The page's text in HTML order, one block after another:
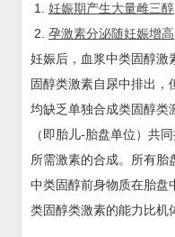
妊娠期产生大量雌三醇
孕激素分泌随妊娠增高
妊娠后，血浆中类固醇激
固醇类激素自尿中排出，
均缺乏单独合成类固醇类
（即胎儿-胎盘单位）共
所需激素的合成。所有胎
中类固醇前身物质在胎盘
类固醇类激素的能力比机